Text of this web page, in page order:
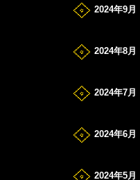
2024年9月
2024年8月
2024年7月
2024年6月
2024年5月